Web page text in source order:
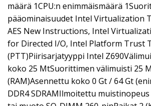
määrä 1CPU:n enimmäismäärä
pääominaisuudet Intel Virtualization
AES New Instructions, Intel
for Directed I/O, Intel Platform Trust
(PTT)Piirisarjatyyppi Intel
koko 25 MtSuorittimen välimuisti 25
(RAM)Asennettu koko 0 Gt / 64 Gt
DDR4 SDRAMIlmoitettu